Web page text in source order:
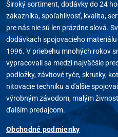
Široký sortiment, dodávky do 24
zákazníka, spoľahlivosť, kvalita,
pre nás nie sú len prázdne slová.
dodávkach spojovacieho
1996. V priebehu mnohých rokov
vypracovali sa medzi najväčšie
podložky, závitové tyče, skrutky,
nitovacie techniku a ďalšie
výrobným závodom, malým
ďalším predajcom.
Obchodné podmienky